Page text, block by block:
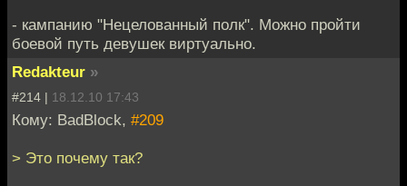
- кампанию "Нецелованный полк". Можно пройти
боевой путь девушек виртуально.
Redakteur »
#214 | 18.12.10 17:43
Кому: BadBlock, #209
> Это почему так?